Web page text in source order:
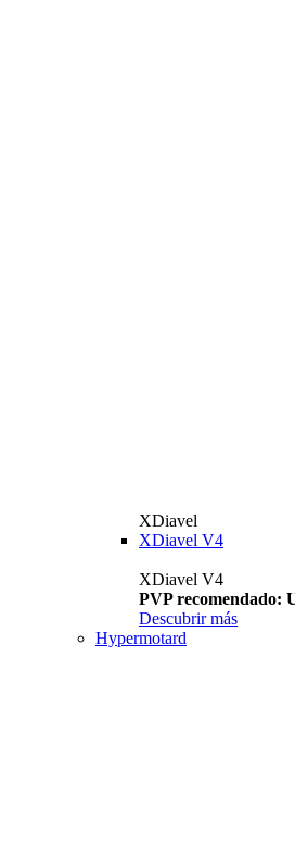
XDiavel
XDiavel V4
XDiavel V4
PVP recomendado:
Descubrir más
Hypermotard